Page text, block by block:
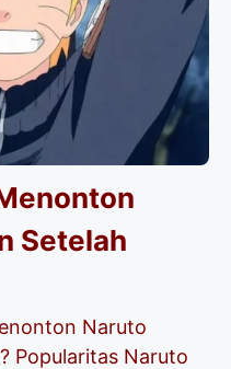
Setelah
Naruto
Popularitas Naruto